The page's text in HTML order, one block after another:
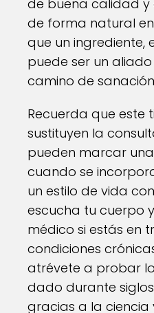
de buena calidad y
de forma natural
que un ingrediente,
puede ser un
camino de
Recuerda que este
sustituyen la
pueden marcar
cuando se
un estilo de vida
escucha tu cuerpo
médico si estás en
condiciones
atrévete a probar
dado durante
gracias a la ciencia